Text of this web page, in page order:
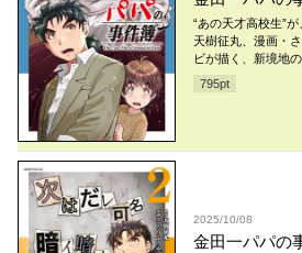
“あの天才高校生”
天樹征丸、漫画・
ビが描く、新境地
795pt
2025/10/08
金田一パパの